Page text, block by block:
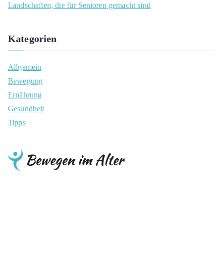
Landschaften, die für Senioren gemacht sind
Kategorien
Allgemein
Bewegung
Ernährung
Gesundheit
Tipps